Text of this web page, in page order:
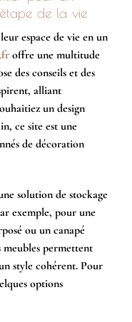
de la vie
espace de vie en un
offre une multitude
des conseils et des
alliant
un design
ce site est une
de décoration
solution de stockage
exemple, pour une
ou un canapé
permettent
style cohérent. Pour
options